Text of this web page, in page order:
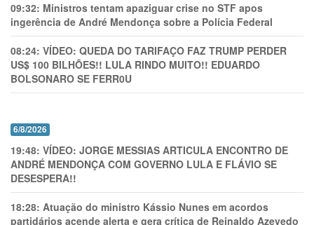
09:32: Ministros tentam apaziguar crise no STF apos
ingerência de André Mendonça sobre a Polícia Federal
08:24: VÍDEO: QUEDA DO TARIFAÇO FAZ TRUMP PERDER
US$ 100 BILHÕES!! LULA RINDO MUITO!! EDUARDO
BOLSONARO SE FERR0U
6/8/2026
19:48: VÍDEO: JORGE MESSIAS ARTICULA ENCONTRO DE
ANDRÉ MENDONÇA COM GOVERNO LULA E FLÁVIO SE
DESESPERA!!
18:28: Atuação do ministro Kássio Nunes em acordos
partidários acende alerta e gera crítica de Reinaldo Azevedo